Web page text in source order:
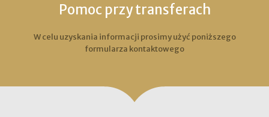
Pomoc przy transferach
W celu uzyskania informacji prosimy użyć poniższego
formularza kontaktowego